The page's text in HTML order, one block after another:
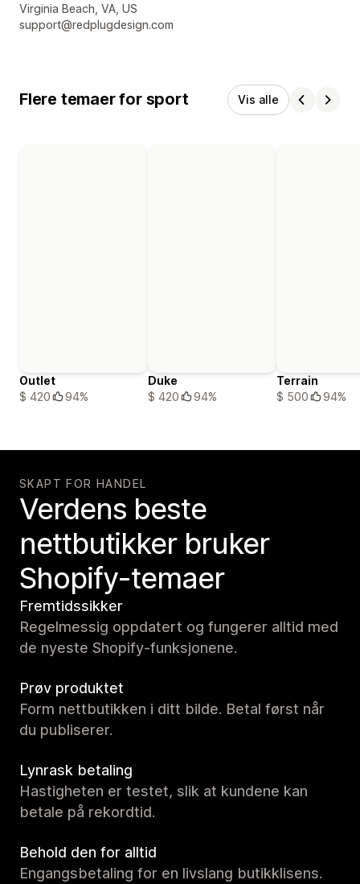
Designerens kontaktinfo
Virginia Beach, VA, US
support@redplugdesign.com
Flere temaer for sport Vis alle
Outlet
$ 420
94%
Duke
$ 420
94%
Terrain
$ 500
94%
SKAPT FOR HANDEL
Verdens beste
nettbutikker bruker
Shopify-temaer
Fremtidssikker
Regelmessig oppdatert og fungerer alltid med
de nyeste Shopify-funksjonene.
Prøv produktet
Form nettbutikken i ditt bilde. Betal først når
du publiserer.
Lynrask betaling
Hastigheten er testet, slik at kundene kan
betale på rekordtid.
Behold den for alltid
Engangsbetaling for en livslang butikklisens.